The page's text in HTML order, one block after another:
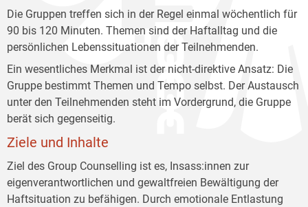
Die Gruppen treffen sich in der Regel einmal wöchentlich für
90 bis 120 Minuten. Themen sind der Haftalltag und die
persönlichen Lebenssituationen der Teilnehmenden.
Ein wesentliches Merkmal ist der nicht-direktive Ansatz: Die
Gruppe bestimmt Themen und Tempo selbst. Der Austausch
unter den Teilnehmenden steht im Vordergrund, die Gruppe
berät sich gegenseitig.
Ziele und Inhalte
Ziel des Group Counselling ist es, Insass:innen zur
eigenverantwortlichen und gewaltfreien Bewältigung der
Haftsituation zu befähigen. Durch emotionale Entlastung